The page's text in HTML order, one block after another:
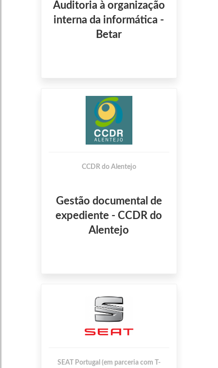
Auditoria à organização
interna da informática -
Betar
CCDR do Alentejo
Gestão documental de
expediente - CCDR do
Alentejo
SEAT Portugal (em parceria com T-